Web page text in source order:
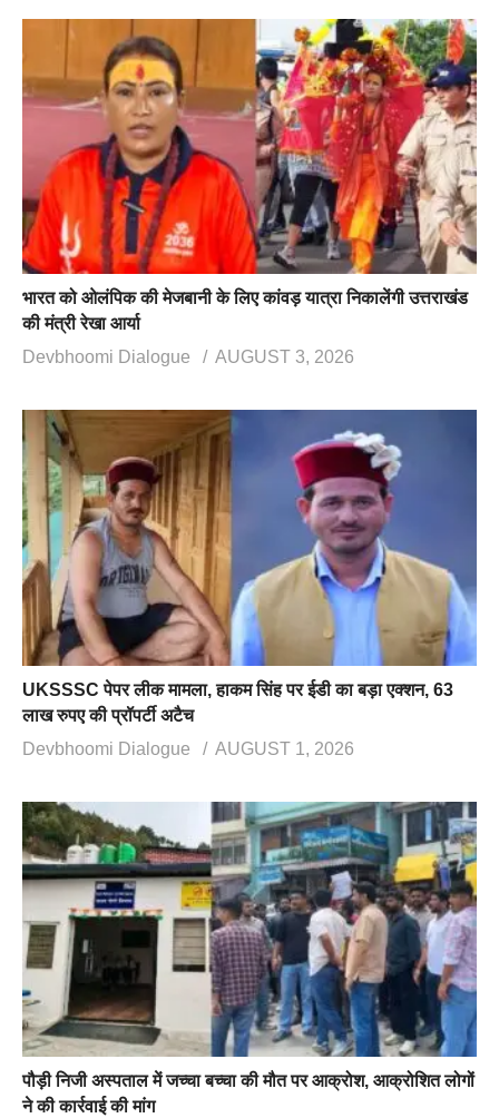
भारत को ओलंपिक की मेजबानी के लिए कांवड़ यात्रा निकालेंगी उत्तराखंड
की मंत्री रेखा आर्या
Devbhoomi Dialogue
AUGUST 3, 2026
UKSSSC पेपर लीक मामला, हाकम सिंह पर ईडी का बड़ा एक्शन, 63
लाख रुपए की प्रॉपर्टी अटैच
Devbhoomi Dialogue
AUGUST 1, 2026
पौड़ी निजी अस्पताल में जच्चा बच्चा की मौत पर आक्रोश, आक्रोशित लोगों
ने की कार्रवाई की मांग